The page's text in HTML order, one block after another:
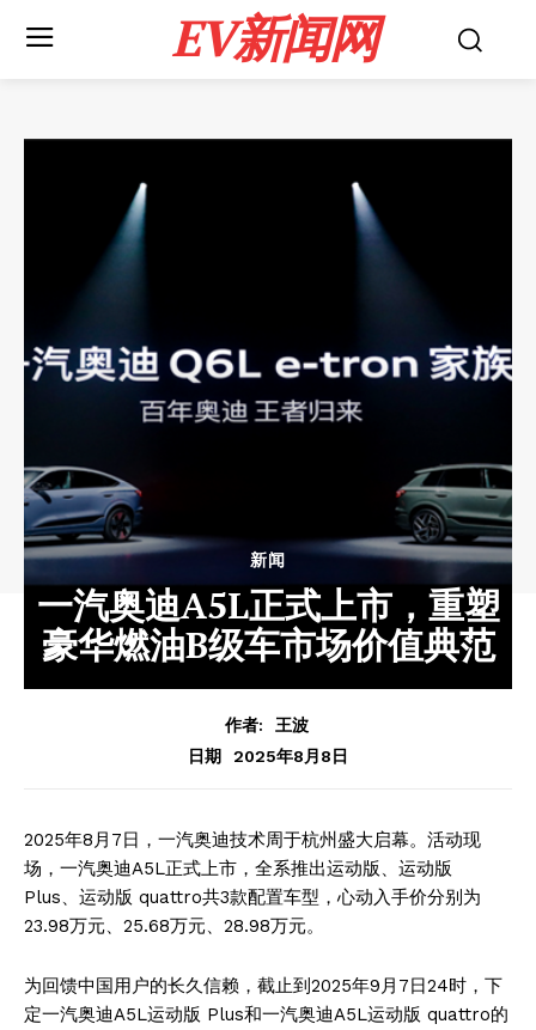
EV新闻网
新闻
一汽奥迪A5L正式上市，重塑
豪华燃油B级车市场价值典范
作者:
王波
日期
2025年8月8日
2025年8月7日，一汽奥迪技术周于杭州盛大启幕。活动现
场，一汽奥迪A5L正式上市，全系推出运动版、运动版
Plus、运动版 quattro共3款配置车型，心动入手价分别为
23.98万元、25.68万元、28.98万元。
为回馈中国用户的长久信赖，截止到2025年9月7日24时，下
定一汽奥迪A5L运动版 Plus和一汽奥迪A5L运动版 quattro的